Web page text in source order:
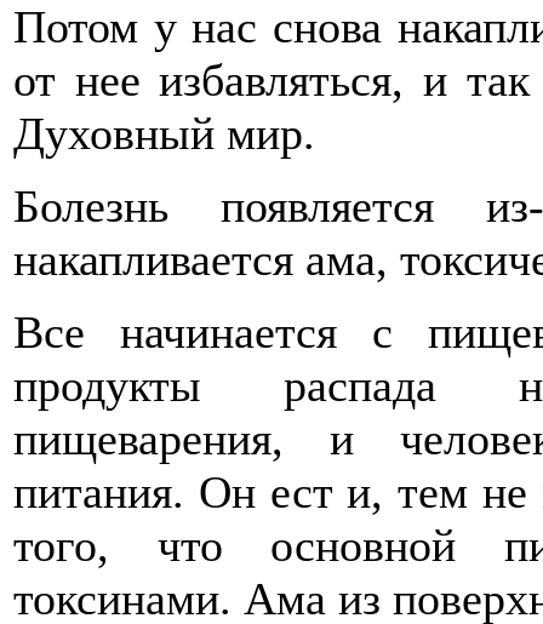
Потом у нас снова
от нее избавляться, и
Духовный мир.
Болезнь появляется
накапливается ама,
Все начинается с
продукты распада
пищеварения, и
питания. Он ест и, тем не
того, что основной
токсинами. Ама из